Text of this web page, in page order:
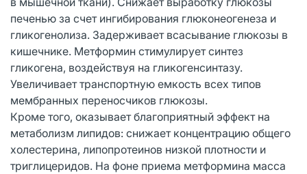
печенью за счет ингибирования глюконеогенеза и
гликогенолиза. Задерживает всасывание глюкозы в
кишечнике. Метформин стимулирует синтез
гликогена, воздействуя на гликогенсинтазу.
Увеличивает транспортную емкость всех типов
мембранных переносчиков глюкозы.
Кроме того, оказывает благоприятный эффект на
метаболизм липидов: снижает концентрацию общего
холестерина, липопротеинов низкой плотности и
триглицеридов. На фоне приема метформина масса